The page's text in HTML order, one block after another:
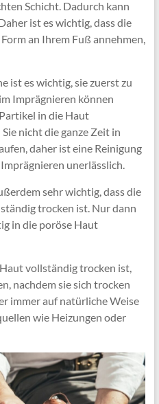
Schicht. Dadurch kann
ist es wichtig, dass die
an Ihrem Fuß annehmen,
ist es wichtig, sie zuerst zu
Imprägnieren können
in die Haut
nicht die ganze Zeit in
daher ist eine Reinigung
unerlässlich.
sehr wichtig, dass die
trocken ist. Nur dann
in die poröse Haut
vollständig trocken ist,
nachdem sie sich trocken
immer auf natürliche Weise
wie Heizungen oder